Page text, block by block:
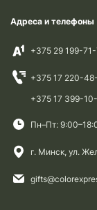
Адреса и телефоны
+375 29 199-71-
+375 17 220-
+375 17 399-
Пн–Пт:
г. Минск, ул.